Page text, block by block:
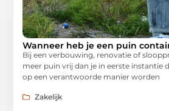
Wanneer heb je een puin
Bij een verbouwing, renovatie of
meer puin vrij dan je in eerste instantie
op een verantwoorde manier worden
Zakelijk